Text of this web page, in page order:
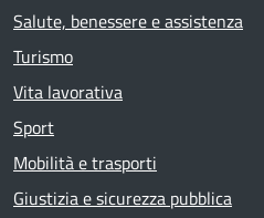
Salute, benessere e assistenza
Turismo
Vita lavorativa
Sport
Mobilità e trasporti
Giustizia e sicurezza pubblica